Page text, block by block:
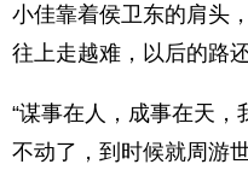
小佳靠着侯卫东的肩头
往上走越难，以后的路
“谋事在人，成事在天
不动了，到时候就周游